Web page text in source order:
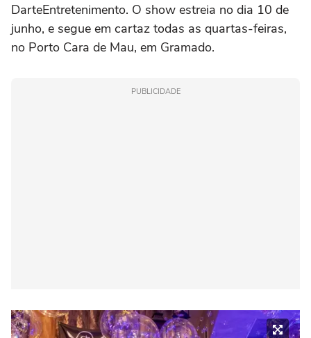
DarteEntretenimento. O show estreia no dia 10 de
junho, e segue em cartaz todas as quartas-feiras,
no Porto Cara de Mau, em Gramado.
PUBLICIDADE